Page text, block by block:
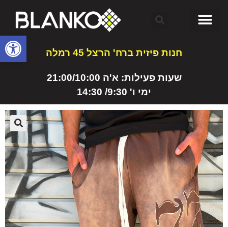
חנות פיזית ברח' הרצל 45 רמלה
שעות פעילות: א'ה 21:00/10:00
ימי ו' 9:30/ 14:30